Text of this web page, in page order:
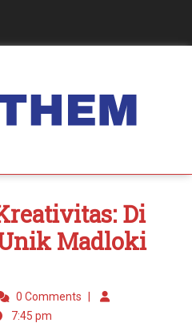
Di
Madloki
0 Comments
7:45 pm